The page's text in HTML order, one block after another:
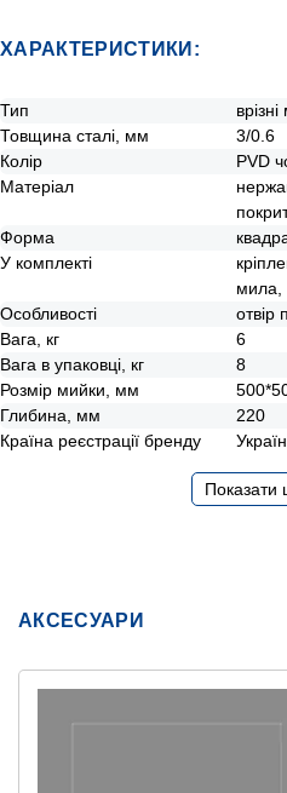
ХАРАКТЕРИСТИКИ:
Тип
Товщина сталі, мм
3/0.6
Колір
PVD
Матеріал
Форма
У комплекті
мила,
Особливості
отвір
Вага, кг
6
Вага в упаковці, кг
8
Розмір мийки, мм
Глибина, мм
220
Країна реєстрації бренду
Показати
АКСЕСУАРИ